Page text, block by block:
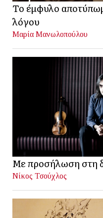
Το έμφυλο
λόγου
Μαρία Μανωλοπούλου
Με προσήλωση στη
Νίκος Τσούχλος